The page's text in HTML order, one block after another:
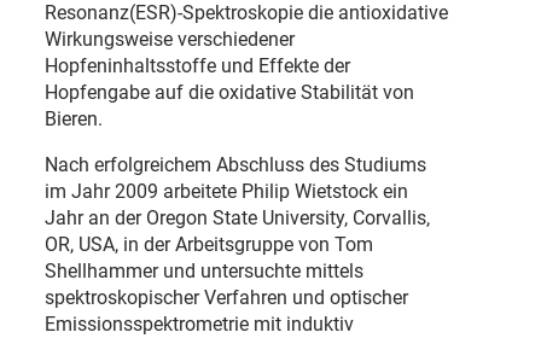
Resonanz(ESR)-Spektroskopie die antioxidative
Wirkungsweise verschiedener
Hopfeninhaltsstoffe und Effekte der
Hopfengabe auf die oxidative Stabilität von
Bieren.
Nach erfolgreichem Abschluss des Studiums
im Jahr 2009 arbeitete Philip Wietstock ein
Jahr an der Oregon State University, Corvallis,
OR, USA, in der Arbeitsgruppe von Tom
Shellhammer und untersuchte mittels
spektroskopischer Verfahren und optischer
Emissionsspektrometrie mit induktiv